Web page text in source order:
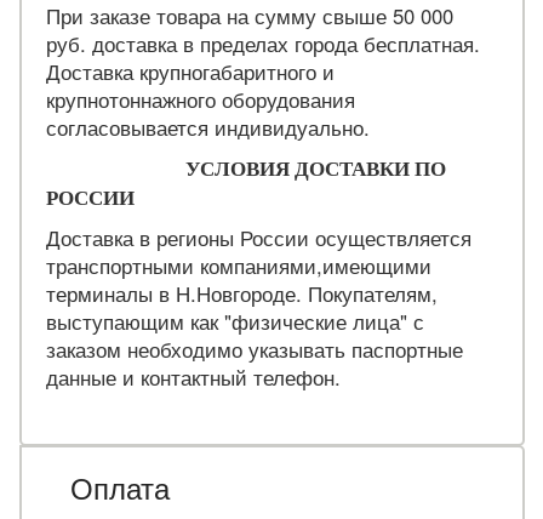
При заказе товара на сумму свыше 50 000
руб. доставка в пределах города бесплатная.
Доставка крупногабаритного и
крупнотоннажного оборудования
согласовывается индивидуально.
УСЛОВИЯ ДОСТАВКИ ПО
РОССИИ
Доставка в регионы России осуществляется
транспортными компаниями,имеющими
терминалы в Н.Новгороде. Покупателям,
выступающим как "физические лица" с
заказом необходимо указывать паспортные
данные и контактный телефон.
Оплата